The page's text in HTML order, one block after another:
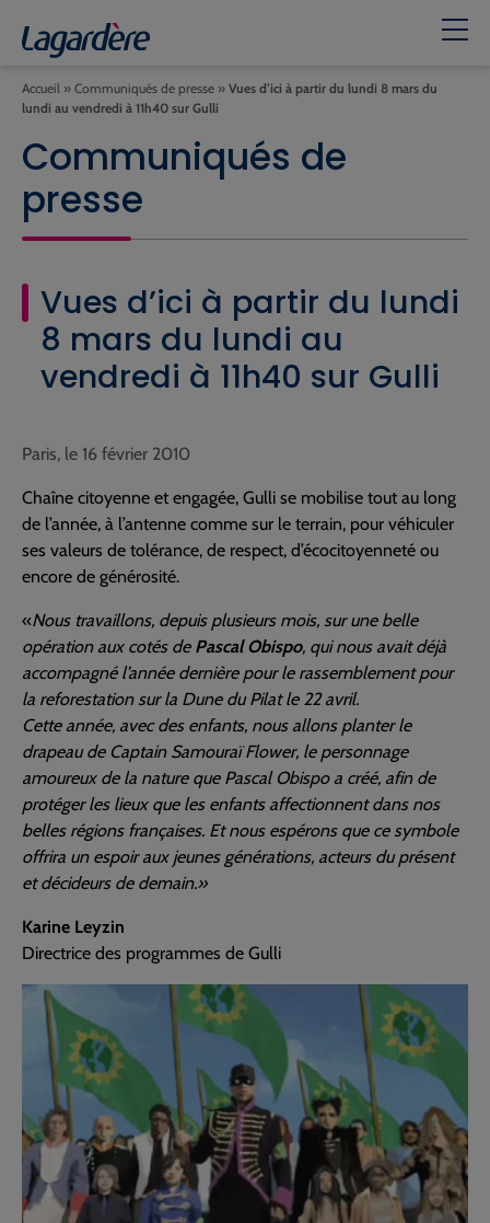
Accueil » Communiqués de presse » Vues d’ici à partir du lundi 8 mars du
lundi au vendredi à 11h40 sur Gulli
Communiqués de
presse
Vues d’ici à partir du lundi
8 mars du lundi au
vendredi à 11h40 sur Gulli
Paris, le 16 février 2010
Chaîne citoyenne et engagée, Gulli se mobilise tout au long
de l’année, à l’antenne comme sur le terrain, pour véhiculer
ses valeurs de tolérance, de respect, d’écocitoyenneté ou
encore de générosité.
«Nous travaillons, depuis plusieurs mois, sur une belle
opération aux cotés de Pascal Obispo, qui nous avait déjà
accompagné l’année dernière pour le rassemblement pour
la reforestation sur la Dune du Pilat le 22 avril.
Cette année, avec des enfants, nous allons planter le
drapeau de Captain Samouraï Flower, le personnage
amoureux de la nature que Pascal Obispo a créé, afin de
protéger les lieux que les enfants affectionnent dans nos
belles régions françaises. Et nous espérons que ce symbole
offrira un espoir aux jeunes générations, acteurs du présent
et décideurs de demain.»
Karine Leyzin
Directrice des programmes de Gulli